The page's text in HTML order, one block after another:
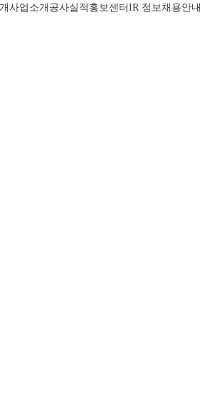
사업소개 공사실적 홍보센터 IR 정보채용안내